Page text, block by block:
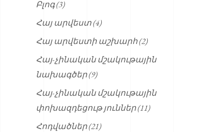
Բլոգ(3)
Հայ արվեստ(4)
Հայ արվեստի աշխարհ(2)
Հայ-չինական մշակութային
նախագծեր(9)
Հայ-չինական մշակութային
փոխազդեցութ յուններ(11)
Հոդվածներ(21)